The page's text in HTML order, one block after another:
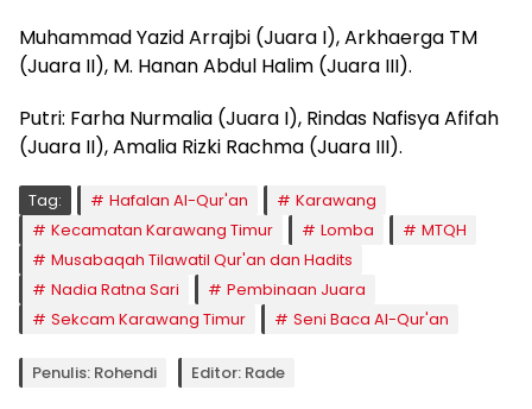
Muhammad Yazid Arrajbi (Juara I), Arkhaerga TM
(Juara II), M. Hanan Abdul Halim (Juara III).
Putri: Farha Nurmalia (Juara I), Rindas Nafisya Afifah
(Juara II), Amalia Rizki Rachma (Juara III).
Tag: Hafalan Al-Qur'an
Karawang
Kecamatan Karawang Timur
Lomba
MTQH
Musabaqah Tilawatil Qur'an dan Hadits
Nadia Ratna Sari
Pembinaan Juara
Sekcam Karawang Timur
Seni Baca Al-Qur'an
Penulis: Rohendi Editor: Rade